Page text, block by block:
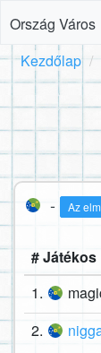
Ország Város
Kezdőlap
- Az
# Játékos
1.
2.